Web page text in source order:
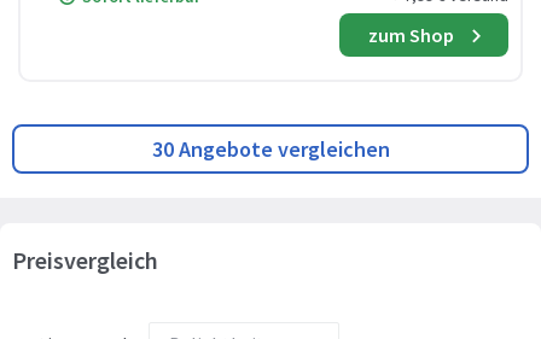
zum Shop
30 Angebote vergleichen
Preisvergleich